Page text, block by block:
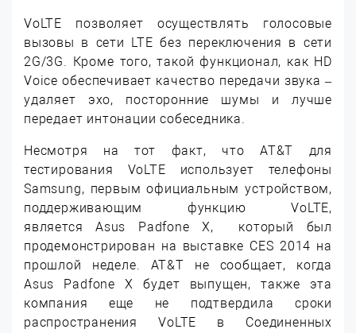
VoLTE позволяет осуществлять голосовые
вызовы в сети LTE без переключения в сети
2G/3G. Кроме того, такой функционал, как HD
Voice обеспечивает качество передачи звука –
удаляет эхо, посторонние шумы и лучше
передает интонации собеседника.
Несмотря на тот факт, что AT&T для
тестирования VoLTE использует телефоны
Samsung, первым официальным устройством,
поддерживающим функцию VoLTE,
является Asus Padfone X, который был
продемонстрирован на выставке CES 2014 на
прошлой неделе. AT&T не сообщает, когда
Asus Padfone X будет выпущен, также эта
компания еще не подтвердила сроки
распространения VoLTE в Соединенных